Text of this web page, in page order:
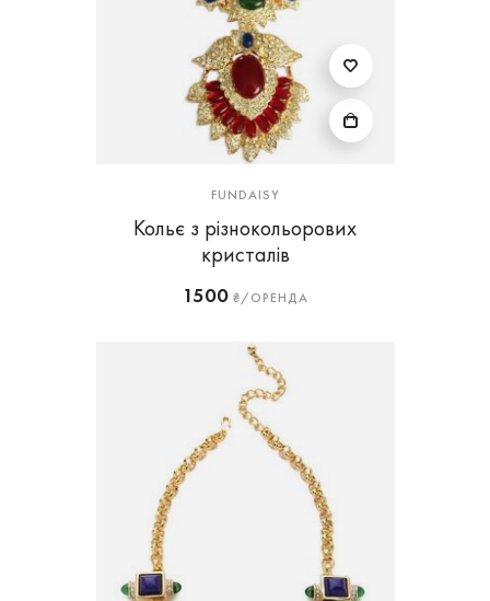
FUNDAISY
Кольє з різнокольорових
кристалів
1500₴/ОРЕНДА